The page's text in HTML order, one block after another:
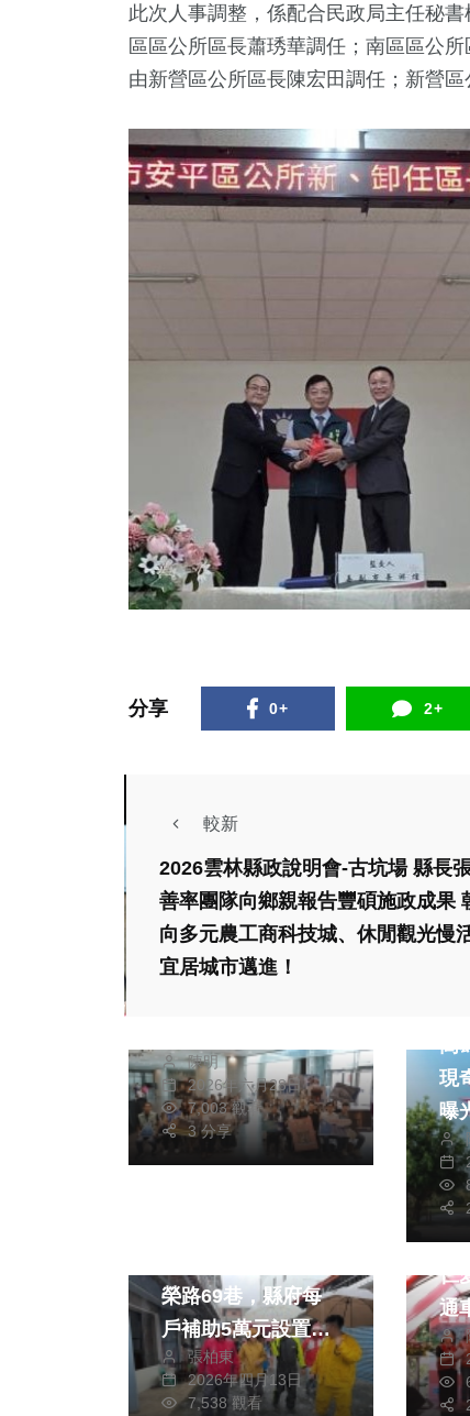
此次人事調整，係配合民政局主任秘
區區公所區長蕭琇華調任；南區區公
由新營區公所區長陳宏田調任；新營
分享 0+ 2+
較新
2026雲林縣政說明會-古坑場 縣長
善率團隊向鄉親報告豐碩施政成果
向多元農工商科技城、休閒觀光慢
宜居城市邁進！
社會 綜合新聞
旅遊 文教
中市屯藝中心科技特
物 陳明
2026年六月28日
7,003 觀看
3 分享
高
現
曝
榮路69巷，縣府每
戶補助5萬元設置防
水閘門！
張柏東
2026年四月13日
7,538 觀看
仁
通
+
科技新知
53+
48+
宗教
118+